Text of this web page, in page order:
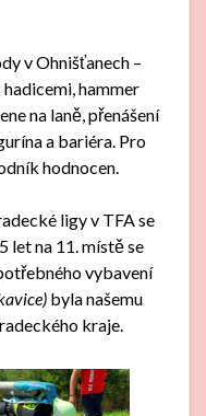
v Ohnišťanech –
hammer
na laně, přenášení
a bariéra. Pro
hodnocen.
ligy v TFA se
let na 11. místě se
vybavení
byla našemu
kraje.